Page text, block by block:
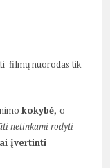
filmų nuorodas tik
kokybė,o
netinkami rodyti
įvertinti